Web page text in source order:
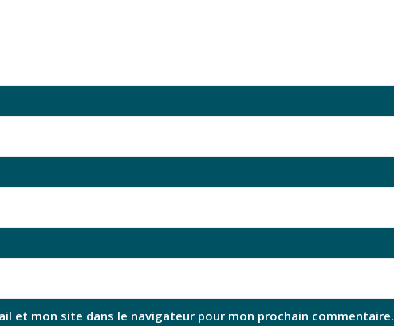
et mon site dans le navigateur pour mon prochain commentaire.